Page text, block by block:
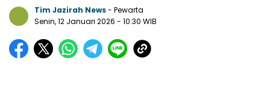
Tim Jazirah News- Pewarta
Senin, 12 Januari 2026 - 10:30 WIB